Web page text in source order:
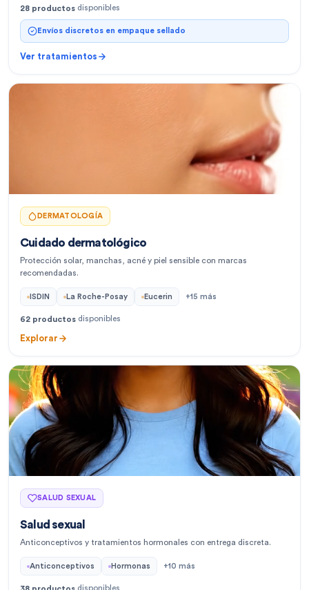
28 productos disponibles
Envíos discretos en empaque sellado
Ver tratamientos
DERMATOLOGÍA
Cuidado dermatológico
Protección solar, manchas, acné y piel sensible con marcas
recomendadas.
ISDIN La Roche-Posay Eucerin +15 más
62 productos disponibles
Explorar
SALUD SEXUAL
Salud sexual
Anticonceptivos y tratamientos hormonales con entrega discreta.
Anticonceptivos Hormonas +10 más
disponibles